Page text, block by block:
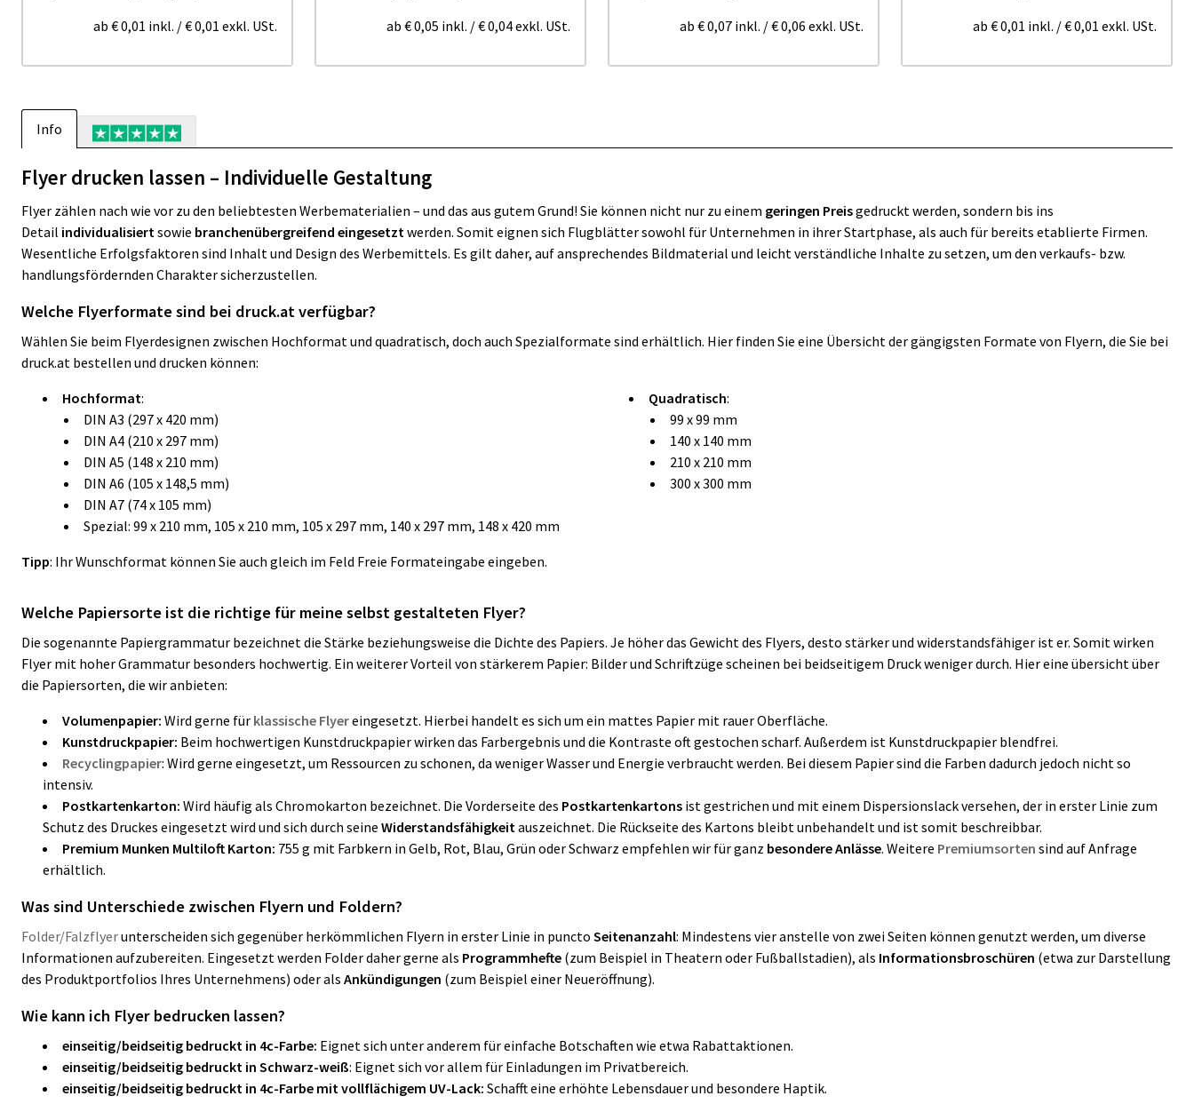
ab € 0,01 inkl. /€ 0,01 exkl. USt. ab € 0,05 inkl. /€ 0,04exkl. USt. ab € 0,07 inkl. /€ 0,06 exkl. USt. ab € 0,01 inkl. /€ 0,01 exkl. USt.
Info
Flyer drucken lassen – Individuelle Gestaltung
Flyer zählen nach wie vor zu den beliebtesten Werbematerialien – und das aus gutem Grund! Sie können nicht nur zu einem geringen Preisgedruckt werden, sondern bis ins
Detail individualisiertsowie branchenübergreifend eingesetztwerden. Somit eignen sich Flugblätter sowohl für Unternehmen in ihrer Startphase, als auch für bereits etablierte Firmen.
Wesentliche Erfolgsfaktoren sind Inhalt und Design des Werbemittels. Es gilt daher, auf ansprechendes Bildmaterial und leicht verständliche Inhalte zu setzen, um den verkaufs- bzw.
handlungsfördernden Charakter sicherzustellen.
Welche Flyerformate sind bei druck.at verfügbar?
Wählen Sie beim Flyerdesignen zwischen Hochformat und quadratisch, doch auch Spezialformate sind erhältlich. Hier finden Sie eine Übersicht der gängigsten Formate von Flyern, die Sie bei
druck.at bestellen und drucken können:
Hochformat:
DIN A3 (297 x 420 mm)
DIN A4 (210 x 297 mm)
DIN A5 (148 x 210 mm)
DIN A6 (105 x 148,5 mm)
DIN A7 (74 x 105 mm)
Spezial: 99 x 210 mm, 105 x 210 mm, 105 x 297 mm, 140 x 297 mm, 148 x 420 mm
Quadratisch:
99 x 99 mm
140 x 140 mm
210 x 210 mm
300 x 300 mm
Tipp: Ihr Wunschformat können Sie auch gleich im Feld Freie Formateingabe eingeben.
Welche Papiersorte ist die richtige für meine selbst gestalteten Flyer?
Die sogenannte Papiergrammatur bezeichnet die Stärke beziehungsweise die Dichte des Papiers. Je höher das Gewicht des Flyers, desto stärker und widerstandsfähiger ist er. Somit wirken
Flyer mit hoher Grammatur besonders hochwertig. Ein weiterer Vorteil von stärkerem Papier: Bilder und Schriftzüge scheinen bei beidseitigem Druck weniger durch. Hier eine übersicht über
die Papiersorten, die wir anbieten:
Volumenpapier: Wird gerne für klassische Flyereingesetzt. Hierbei handelt es sich um ein mattes Papier mit rauer Oberfläche.
Kunstdruckpapier: Beim hochwertigen Kunstdruckpapier wirken das Farbergebnis und die Kontraste oft gestochen scharf. Außerdem ist Kunstdruckpapier blendfrei.
Recyclingpapier: Wird gerne eingesetzt, um Ressourcen zu schonen, da weniger Wasser und Energie verbraucht werden. Bei diesem Papier sind die Farben dadurch jedoch nicht so
intensiv.
Postkartenkarton: Wird häufig als Chromokarton bezeichnet. Die Vorderseite des Postkartenkartons ist gestrichen und mit einem Dispersionslack versehen, der in erster Linie zum
Schutz des Druckes eingesetzt wird und sich durch seine Widerstandsfähigkeitauszeichnet. Die Rückseite des Kartons bleibt unbehandelt und ist somit beschreibbar.
Premium Munken Multiloft Karton: 755 g mit Farbkern in Gelb, Rot, Blau, Grün oder Schwarz empfehlen wir für ganz besondere Anlässe. Weitere Premiumsorten sind auf Anfrage
erhältlich.
Was sind Unterschiede zwischen Flyern und Foldern?
Folder/Falzflyerunterscheiden sich gegenüber herkömmlichen Flyern in erster Linie in puncto Seitenanzahl: Mindestens vier anstelle von zwei Seiten können genutzt werden, um diverse
Informationen aufzubereiten. Eingesetzt werden Folder daher gerne als Programmhefte (zum Beispiel in Theatern oder Fußballstadien), als Informationsbroschüren (etwa zur Darstellung
des Produktportfolios Ihres Unternehmens) oder als Ankündigungen (zum Beispiel einer Neueröffnung).
Wie kann ich Flyer bedrucken lassen?
einseitig/beidseitig bedruckt in 4c-Farbe: Eignet sich unter anderem für einfache Botschaften wie etwa Rabattaktionen.
einseitig/beidseitig bedruckt in Schwarz-weiß: Eignet sich vor allem für Einladungen im Privatbereich.
einseitig/beidseitig bedruckt in 4c-Farbe mitvollflächigem UV-Lack: Schafft eine erhöhte Lebensdauer und besondere Haptik.